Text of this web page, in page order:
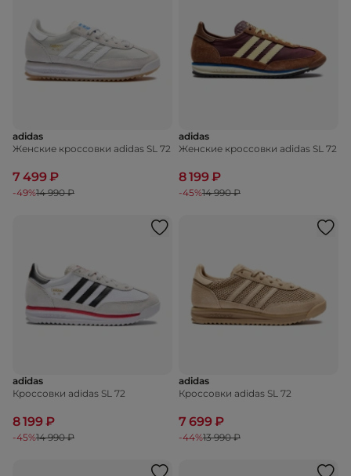
adidas
Женские кроссовки adidas SL 72
7 499 ₽
-49%14 990 ₽
adidas
Женские кроссовки adidas SL 72
8 199 ₽
-45%14 990 ₽
adidas
Кроссовки adidas SL 72
8 199 ₽
-45%14 990 ₽
adidas
Кроссовки adidas SL 72
7 699 ₽
-44%13 990 ₽